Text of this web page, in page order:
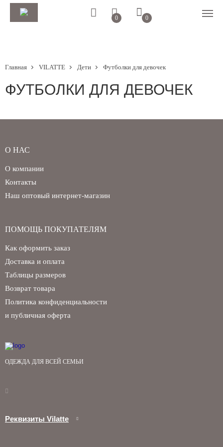
Запомнить меня на этом компьютере
0 0
Главная VILATTE Дети Футболки для девочек
ФУТБОЛКИ ДЛЯ ДЕВОЧЕК
ОДЕЖДА ДЛЯ ВСЕЙ СЕМЬИ
Реквизиты Vilatte
О НАС
О компании
Контакты
Наш оптовый интернет-магазин
ПОМОЩЬ ПОКУПАТЕЛЯМ
Как оформить заказ
Доставка и оплата
Таблицы размеров
Возврат товара
Политика конфиденциальности
и публичная оферта